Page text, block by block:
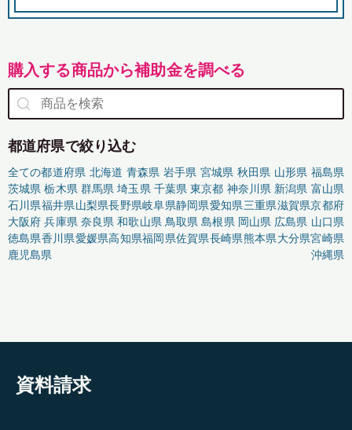
購入する商品から補助金を調べる
都道府県で絞り込む
全ての都道府県 北海道 青森県 岩手県 宮城県 秋田県 山形県 福島県
茨城県 栃木県 群馬県 埼玉県 千葉県 東京都 神奈川県 新潟県 富山県
石川県福井県山梨県長野県岐阜県静岡県愛知県三重県滋賀県京都府
大阪府 兵庫県 奈良県 和歌山県 鳥取県 島根県 岡山県 広島県 山口県
徳島県香川県愛媛県高知県福岡県佐賀県長崎県熊本県大分県宮崎県
鹿児島県
沖縄県
資料請求